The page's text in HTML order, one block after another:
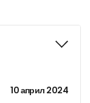
10 април 2024